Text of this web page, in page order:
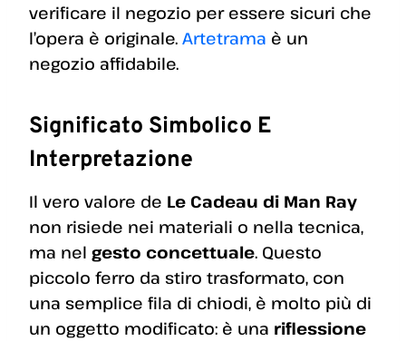
verificare il negozio per essere sicuri che
l’opera è originale. Artetrama è un
negozio affidabile.
Significato Simbolico E
Interpretazione
Il vero valore de Le Cadeau di Man Ray
non risiede nei materiali o nella tecnica,
ma nel gesto concettuale. Questo
piccolo ferro da stiro trasformato, con
una semplice fila di chiodi, è molto più di
un oggetto modificato: è una riflessione